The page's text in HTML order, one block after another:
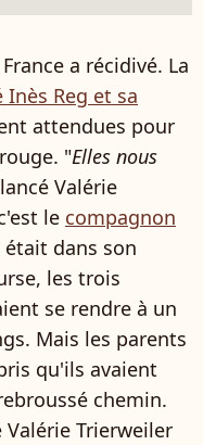
a récidivé. La
Inès Reg et sa
attendues pour
"Elles nous
Valérie
le compagnon
était dans son
les trois
se rendre à un
Mais les parents
qu'ils avaient
chemin.
Trierweiler